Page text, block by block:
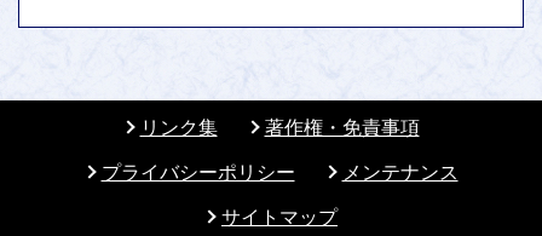
リンク集
著作権・免責事項
プライバシーポリシー
メンテナンス
サイトマップ